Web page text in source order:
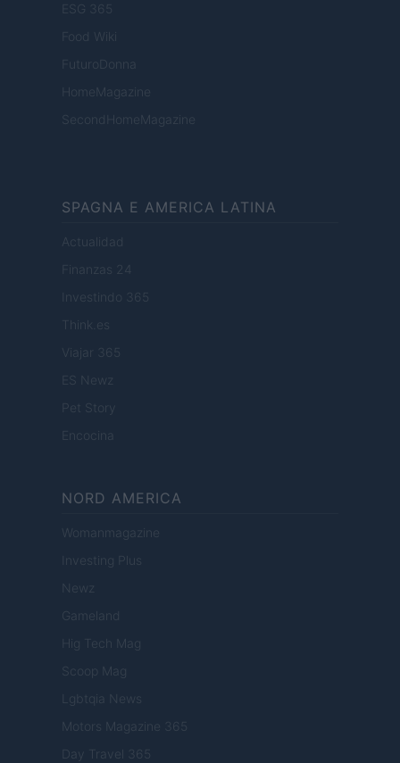
ESG 365
Food Wiki
FuturoDonna
HomeMagazine
SecondHomeMagazine
SPAGNA E AMERICA LATINA
Actualidad
Finanzas 24
Investindo 365
Think.es
Viajar 365
ES Newz
Pet Story
Encocina
NORD AMERICA
Womanmagazine
Investing Plus
Newz
Gameland
Hig Tech Mag
Scoop Mag
Lgbtqia News
Motors Magazine 365
Day Travel 365